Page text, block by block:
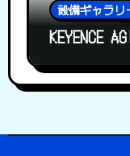
設備ギャラリ
KEYENCE